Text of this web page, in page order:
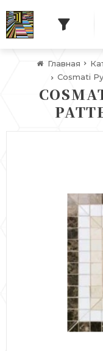
Главная
Cosmati